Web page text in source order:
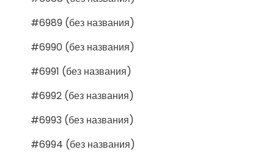
#6989 (без названия)
#6990 (без названия)
#6991 (без названия)
#6992 (без названия)
#6993 (без названия)
#6994 (без названия)